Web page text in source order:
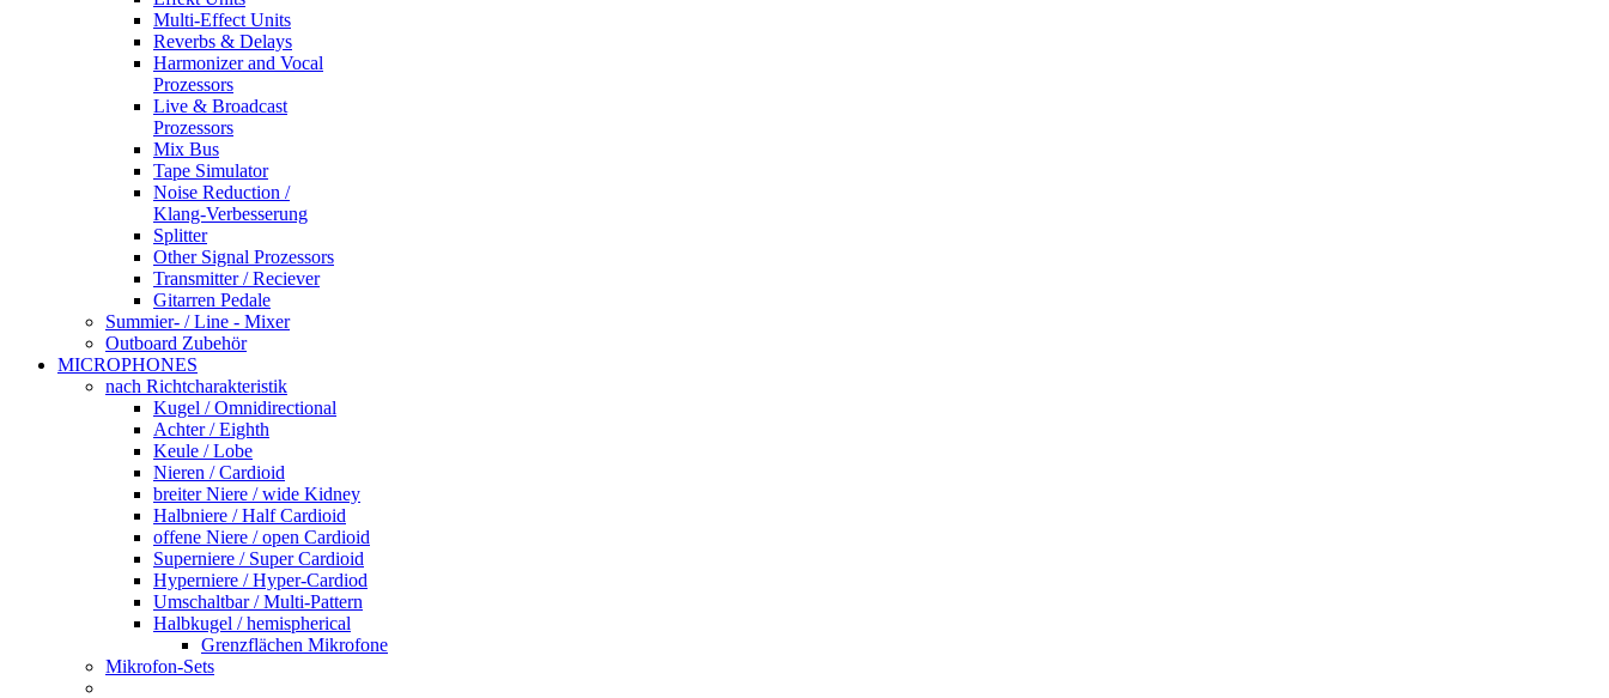
Multi-Effect Units
Reverbs & Delays
Harmonizer and Vocal
Prozessors
Live & Broadcast
Prozessors
Mix Bus
Tape Simulator
Noise Reduction /
Klang-Verbesserung
Splitter
Other Signal Prozessors
Transmitter / Reciever
Gitarren Pedale
Summier- / Line - Mixer
Outboard Zubehör
MICROPHONES
nach Richtcharakteristik
Kugel / Omnidirectional
Achter / Eighth
Keule / Lobe
Nieren / Cardioid
breiter Niere / wide Kidney
Halbniere / Half Cardioid
offene Niere / open Cardioid
Superniere / Super Cardioid
Hyperniere / Hyper-Cardiod
Umschaltbar / Multi-Pattern
Halbkugel / hemispherical
Grenzflächen Mikrofone
Mikrofon-Sets